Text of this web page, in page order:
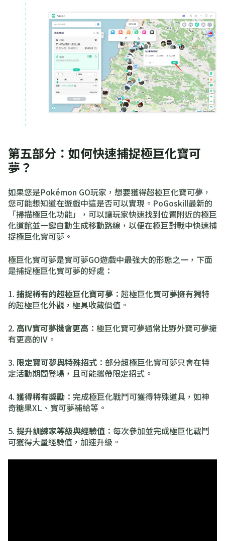
第五部分：如何快速捕捉極巨化寶可
夢？
如果您是Pokémon GO玩家，想要獲得超極巨化寶可夢，
您可能想知道在遊戲中這是否可以實現。PoGoskill最新的
「掃描極巨化功能」，可以讓玩家快速找到位置附近的極巨
化道館並一鍵自動生成移動路線，以便在極巨對戰中快速捕
捉極巨化寶可夢。
極巨化寶可夢是寶可夢GO遊戲中最強大的形態之一，下面
是捕捉極巨化寶可夢的好處：
1. 捕捉稀有的超極巨化寶可夢 ：超極巨化寶可夢擁有獨特
的超極巨化外觀，極具收藏價值。
2. 高IV寶可夢機會更高 ：極巨化寶可夢通常比野外寶可夢擁
有更高的IV。
3. 限定寶可夢與特殊招式 ：部分超極巨化寶可夢只會在特
定活動期間登場，且可能攜帶限定招式。
4. 獲得稀有獎勵 ：完成極巨化戰鬥可獲得特殊道具，如神
奇糖果XL、寶可夢補給等。
5. 提升訓練家等級與經驗值 ：每次參加並完成極巨化戰鬥
可獲得大量經驗值，加速升級。